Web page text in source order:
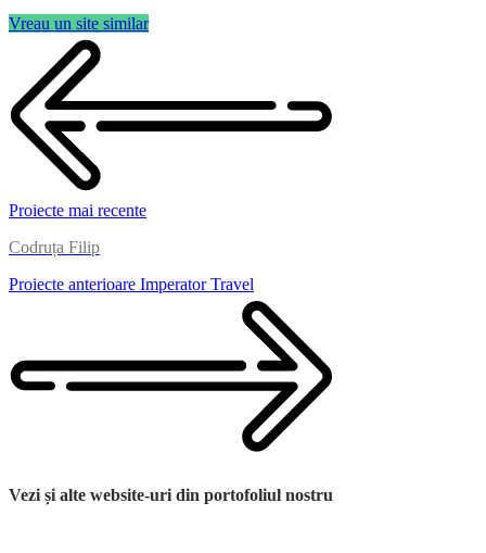
Vreau un site similar
Proiecte mai recente
Codruța Filip
Proiecte anterioare Imperator Travel
Vezi și alte website-uri din portofoliul nostru